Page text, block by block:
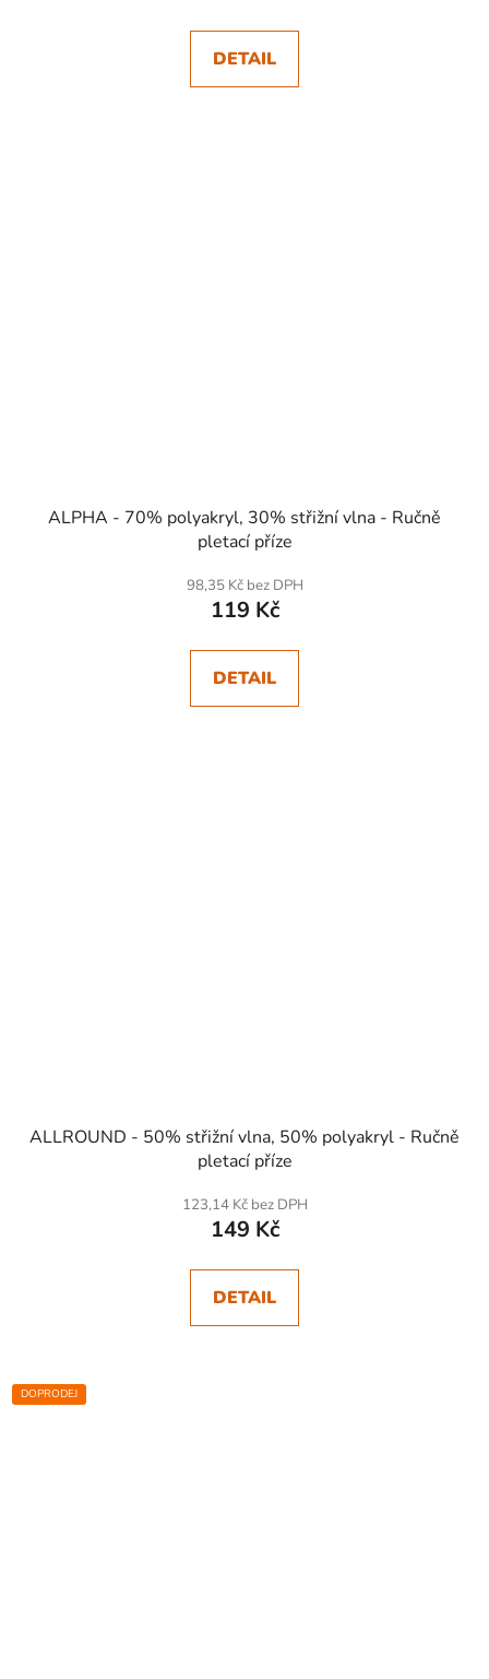
DETAIL
ALPHA - 70% polyakryl, 30% střižní vlna - Ručně
pletací příze
98,35 Kč bez DPH
119 Kč
DETAIL
ALLROUND - 50% střižní vlna, 50% polyakryl - Ručně
pletací příze
123,14 Kč bez DPH
149 Kč
DETAIL
DOPRODEJ